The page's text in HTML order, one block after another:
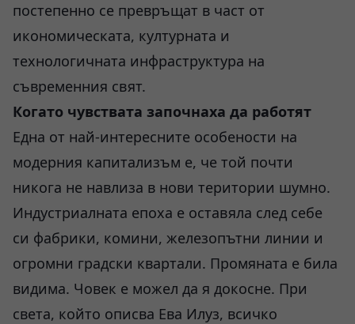
постепенно се превръщат в част от
икономическата, културната и
технологичната инфраструктура на
съвременния свят.
Когато чувствата започнаха да работят
Една от най-интересните особености на
модерния капитализъм е, че той почти
никога не навлиза в нови територии шумно.
Индустриалната епоха е оставяла след себе
си фабрики, комини, железопътни линии и
огромни градски квартали. Промяната е била
видима. Човек е можел да я докосне. При
света, който описва Ева Илуз, всичко